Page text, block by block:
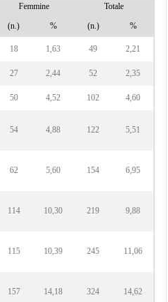
Femmine
Totale
(n.) % (n.) %
18 1,63 49 2,21
27 2,44 52 2,35
50 4,52 102 4,60
54 4,88 122 5,51
62 5,60 154 6,95
114 10,30 219 9,88
115 10,39 245 11,06
157 14,18 324 14,62